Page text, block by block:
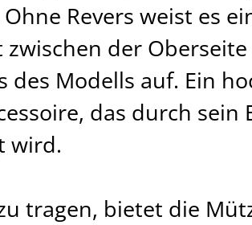
Revers weist es
zwischen der
des Modells auf. Ein
das durch
wird.
tragen, bietet die